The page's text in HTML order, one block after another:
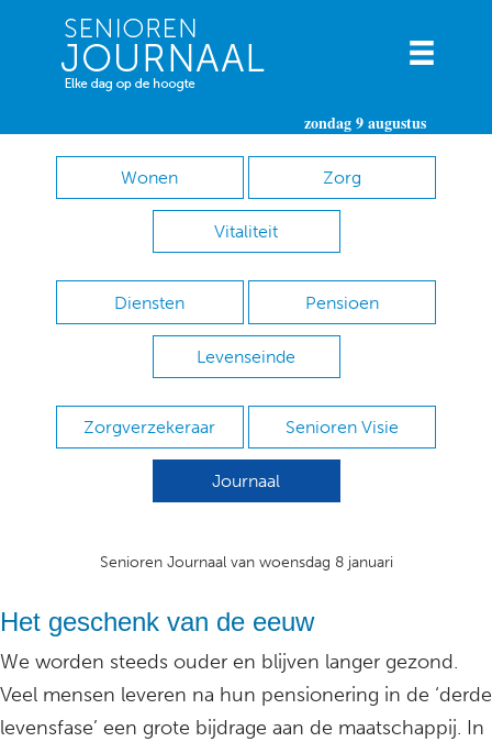
zondag 9 augustus
Wonen Zorg
Vitaliteit
Diensten Pensioen
Levenseinde
Zorgverzekeraar Senioren Visie
Journaal
Senioren Journaal van woensdag 8 januari
Het geschenk van de eeuw
We worden steeds ouder en blijven langer gezond.
Veel mensen leveren na hun pensionering in de ‘derde
levensfase’ een grote bijdrage aan de maatschappij. In